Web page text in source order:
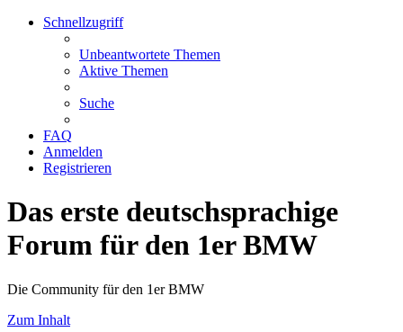
Schnellzugriff
Unbeantwortete Themen
Aktive Themen
Suche
FAQ
Anmelden
Registrieren
Das erste deutschsprachige
Forum für den 1er BMW
Die Community für den 1er BMW
Zum Inhalt